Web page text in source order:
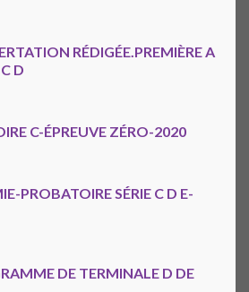
RÉDIGÉE.PREMIÈRE A
D
C-ÉPREUVE ZÉRO-2020
PROBATOIRE SÉRIE C D E-
DE TERMINALE D DE